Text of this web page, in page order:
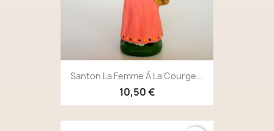
Santon La Femme À La Courge...
10,50 €